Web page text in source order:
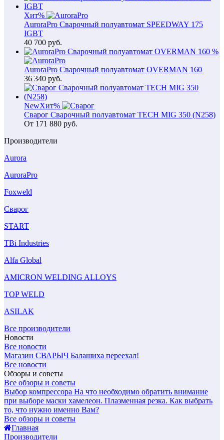
Хит%
AuroraPro Сварочный полуавтомат SPEEDWAY 175
IGBT
40 700 руб.
%
AuroraPro Сварочный полуавтомат OVERMAN 160
36 340 руб.
NewХит%
Сварог Сварочный полуавтомат TECH MIG 350 (N258)
От 171 880 руб.
Производители
Aurora
AuroraPro
Foxweld
Сварог
START
TBi Industries
Alfa Global
AMICRON WELDING ALLOYS
TOP WELD
ASILAK
Все производители
Новости
Все новости
Магазин СВАРЫЧ Балашиха переехал!
Все новости
Обзоры и советы
Все обзоры и советы
Выбор компрессора На что необходимо обратить внимание
при выборе маски хамелеон. Плазменная резка. Как выбрать
то, что нужно именно Вам?
Все обзоры и советы
Главная
Производители